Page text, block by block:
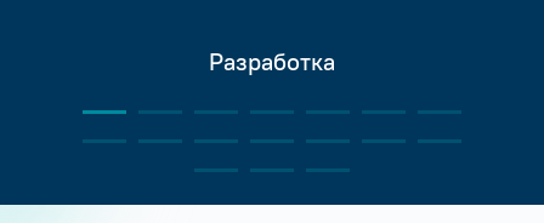
Разработка